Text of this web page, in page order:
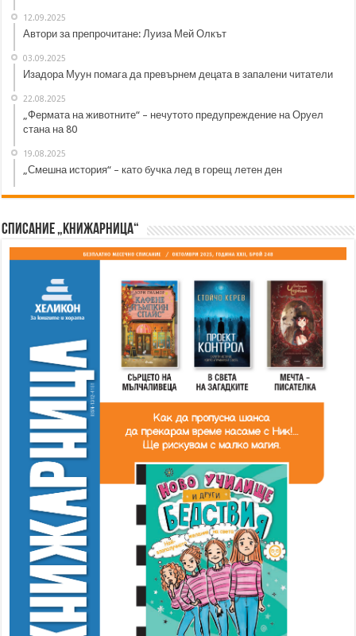
12.09.2025
Автори за препрочитане: Луиза Мей Олкът
03.09.2025
Изадора Муун помага да превърнем децата в запалени читатели
22.08.2025
„Фермата на животните“ – нечутото предупреждение на Оруел
стана на 80
19.08.2025
„Смешна история“ – като бучка лед в горещ летен ден
Списание „Книжарница“